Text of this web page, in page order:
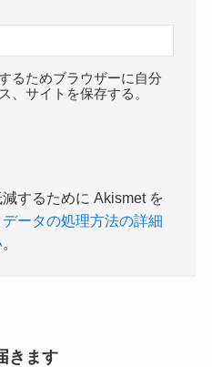
るためブラウザーに自分
、サイトを保存する。
するために Akismet を
データの処理方法の詳細
。
きます